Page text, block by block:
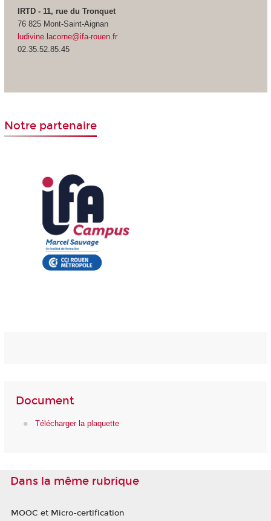
IRTD - 11, rue du Tronquet
76 825 Mont-Saint-Aignan
ludivine.lacorne@ifa-rouen.fr
02.35.52.85.45
Notre partenaire
Document
Télécharger la plaquette
Dans la même rubrique
MOOC et Micro-certification